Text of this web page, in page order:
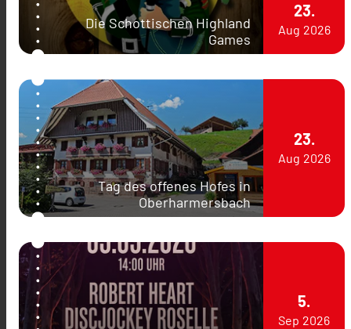
Die Schottischen Highland
Games
23.
Aug 2026
Tag des offenes Hofes in
Oberharmersbach
23.
Aug 2026
5.
Sep 2026